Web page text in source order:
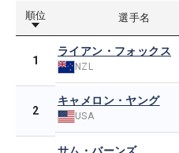
順位 選手名
1
ライアン・フォックス
NZL
2
キャメロン・ヤング
USA